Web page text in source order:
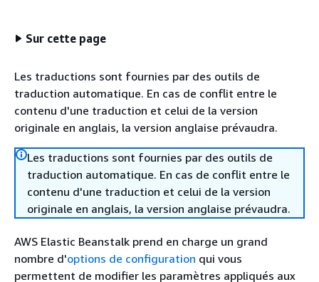
Sur cette page
Les traductions sont fournies par des outils de
traduction automatique. En cas de conflit entre le
contenu d'une traduction et celui de la version
originale en anglais, la version anglaise prévaudra.
Les traductions sont fournies par des outils de
traduction automatique. En cas de conflit entre le
contenu d'une traduction et celui de la version
originale en anglais, la version anglaise prévaudra.
AWS Elastic Beanstalk prend en charge un grand
nombre d'options de configuration qui vous
permettent de modifier les paramètres appliqués aux